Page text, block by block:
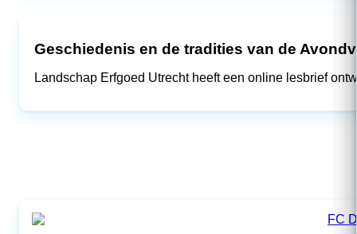
Geschiedenis en de tradities van de
Landschap Erfgoed Utrecht heeft een online lesbrief